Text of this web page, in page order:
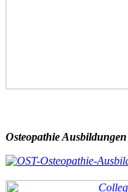
Osteopathie Ausbildungen